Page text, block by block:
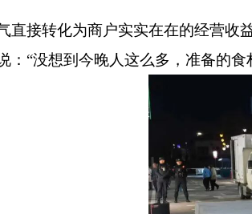
直接转化为商户实实在在的经营收
： “没想到今晚人这么多，准备的